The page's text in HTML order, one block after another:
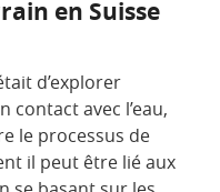
en Suisse
d’explorer
contact avec l’eau,
le processus de
il peut être lié aux